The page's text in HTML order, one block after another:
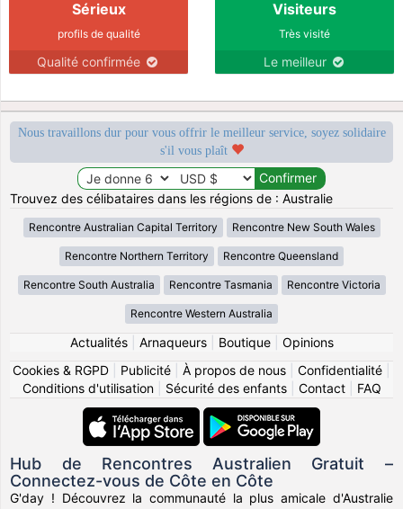
Sérieux
profils de qualité
Qualité confirmée
Visiteurs
Très visité
Le meilleur
Nous travaillons dur pour vous offrir le meilleur service, soyez solidaire
s'il vous plaît
Trouvez des célibataires dans les régions de : Australie
Rencontre Australian Capital Territory Rencontre New South Wales
Rencontre Northern Territory Rencontre Queensland
Rencontre South Australia Rencontre Tasmania Rencontre Victoria
Rencontre Western Australia
Actualités| Arnaqueurs| Boutique| Opinions
Cookies & RGPD
Publicité À propos de nous Confidentialité
Conditions d'utilisation| Sécurité des enfants| Contact| FAQ
Hub de Rencontres Australien Gratuit –
Connectez-vous de Côte en Côte
G'day ! Découvrez la communauté la plus amicale d'Australie